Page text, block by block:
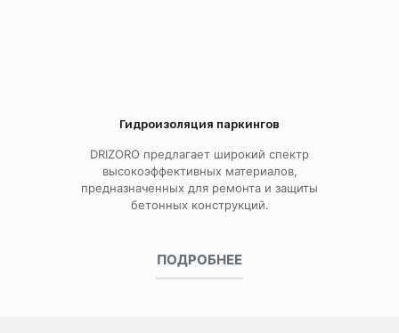
Гидроизоляция паркингов
DRIZORO предлагает широкий спектр
высокоэффективных материалов,
предназначенных для ремонта и защиты
бетонных конструкций.
ПОДРОБНЕЕ